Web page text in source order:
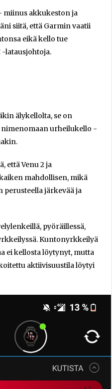
miinus akkukeston ja
siitä, että Garmin vaatii
eikä kello tue
-latausjohtoja.
älykellolta, se on
urheilukello -
että Venu 2 ja
mahdollisen, mikä
perusteella järkevää ja
pyöräillessä,
Kuntonyrkkeilyä
ei kellosta löytynyt, mutta
aktiivisuustila löytyi